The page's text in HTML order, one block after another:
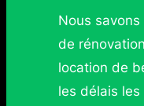
Nous
de
location de
les délais